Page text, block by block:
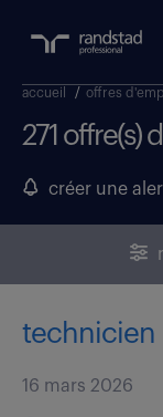
accueil / offres
271 offre(s)
créer une
technicien
16 mars 2026